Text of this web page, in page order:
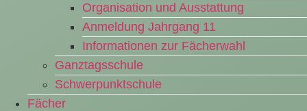
Organisation und Ausstattung
Anmeldung Jahrgang 11
Informationen zur Fächerwahl
Ganztagsschule
Schwerpunktschule
Fächer